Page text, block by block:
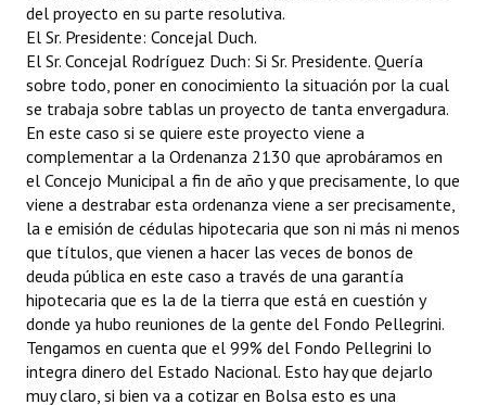
del proyecto en su parte resolutiva.
El Sr. Presidente: Concejal Duch.
El Sr. Concejal Rodríguez Duch: Si Sr. Presidente. Quería
sobre todo, poner en conocimiento la situación por la cual
se trabaja sobre tablas un proyecto de tanta envergadura.
En este caso si se quiere este proyecto viene a
complementar a la Ordenanza 2130 que aprobáramos en
el Concejo Municipal a fin de año y que precisamente, lo que
viene a destrabar esta ordenanza viene a ser precisamente,
la e emisión de cédulas hipotecaria que son ni más ni menos
que títulos, que vienen a hacer las veces de bonos de
deuda pública en este caso a través de una garantía
hipotecaria que es la de la tierra que está en cuestión y
donde ya hubo reuniones de la gente del Fondo Pellegrini.
Tengamos en cuenta que el 99% del Fondo Pellegrini lo
integra dinero del Estado Nacional. Esto hay que dejarlo
muy claro, si bien va a cotizar en Bolsa esto es una